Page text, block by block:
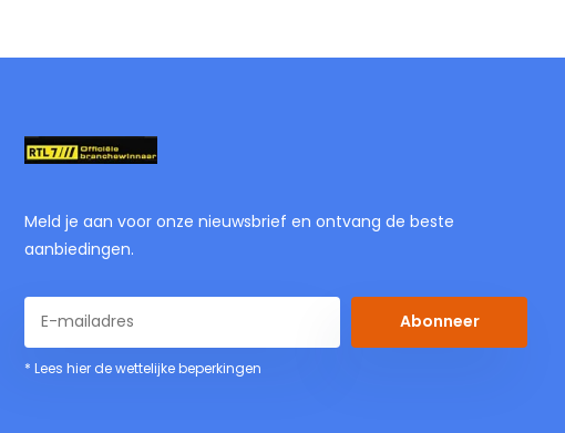
Meld je aan voor onze nieuwsbrief en ontvang de beste
aanbiedingen.
Abonneer
* Lees hier de wettelijke beperkingen